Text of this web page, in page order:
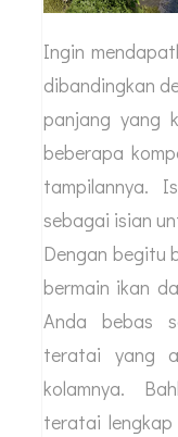
Ingin
dibandingkan
panjang yang
beberapa
tampilannya.
sebagai isian
Dengan begitu
bermain ikan
Anda bebas
teratai yang
kolamnya.
teratai